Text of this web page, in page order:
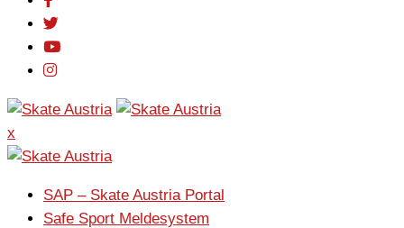
x
SAP – Skate Austria Portal
Safe Sport Meldesystem